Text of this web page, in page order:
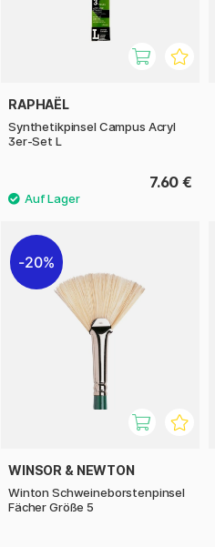
RAPHAËL
Synthetikpinsel Campus Acryl
3er-Set L
7.60 €
20%
WINSOR & NEWTON
Winton Schweineborstenpinsel
Fächer Größe 5